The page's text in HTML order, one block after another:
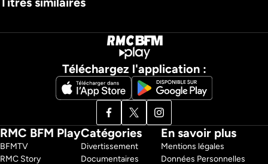
Téléchargez l'application :
RMC BFM Play
BFMTV
RMC Story
Catégories
Divertissement
Documentaires
En savoir plus
Mentions légales
Données Personnelles